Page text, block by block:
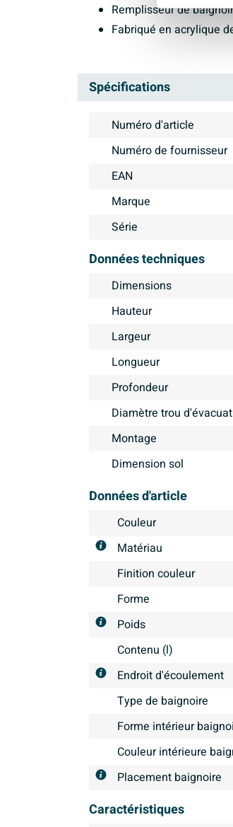
Remplisseur de
Fabriqué en acrylique
Spécifications
Numéro d'article
Numéro de fournisseur
EAN
Marque
Série
Données techniques
Dimensions
Hauteur
Largeur
Longueur
Profondeur
Diamètre trou
Montage
Dimension sol
Données d'article
Couleur
Matériau
Finition couleur
Forme
Poids
Contenu (l)
Endroit d'écoulement
Type de baignoire
Forme intérieur
Couleur intérieure
Placement baignoire
Caractéristiques